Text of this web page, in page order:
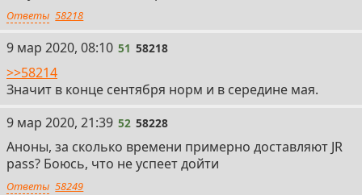
Ответы 58218
51
9 мар 2020, 08:10 51 58218
>>58214
Значит в конце сентября норм и в середине мая.
52
9 мар 2020, 21:39 52 58228
Аноны, за сколько времени примерно доставляют JR
pass? Боюсь, что не успеет дойти
Ответы 58249